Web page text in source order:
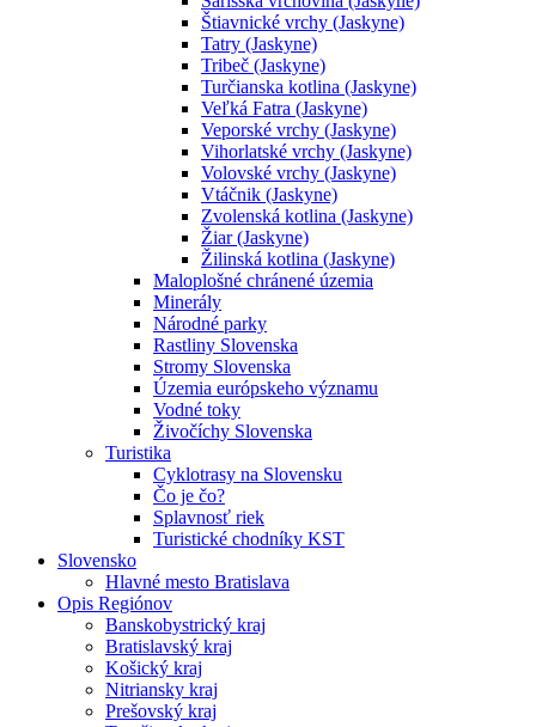
Štiavnické vrchy (Jaskyne)
Tatry (Jaskyne)
Tribeč (Jaskyne)
Turčianska kotlina (Jaskyne)
Veľká Fatra (Jaskyne)
Veporské vrchy (Jaskyne)
Vihorlatské vrchy (Jaskyne)
Volovské vrchy (Jaskyne)
Vtáčnik (Jaskyne)
Zvolenská kotlina (Jaskyne)
Žiar (Jaskyne)
Žilinská kotlina (Jaskyne)
Maloplošné chránené územia
Minerály
Národné parky
Rastliny Slovenska
Stromy Slovenska
Územia európskeho významu
Vodné toky
Živočíchy Slovenska
Turistika
Cyklotrasy na Slovensku
Čo je čo?
Splavnosť riek
Turistické chodníky KST
Slovensko
Hlavné mesto Bratislava
Opis Regiónov
Banskobystrický kraj
Bratislavský kraj
Košický kraj
Nitriansky kraj
Prešovský kraj